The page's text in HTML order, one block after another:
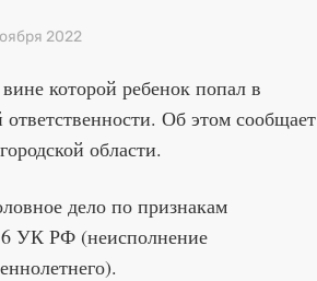
2022
которой ребенок попал в
Об этом сообщает
области.
дело по признакам
УК РФ (неисполнение